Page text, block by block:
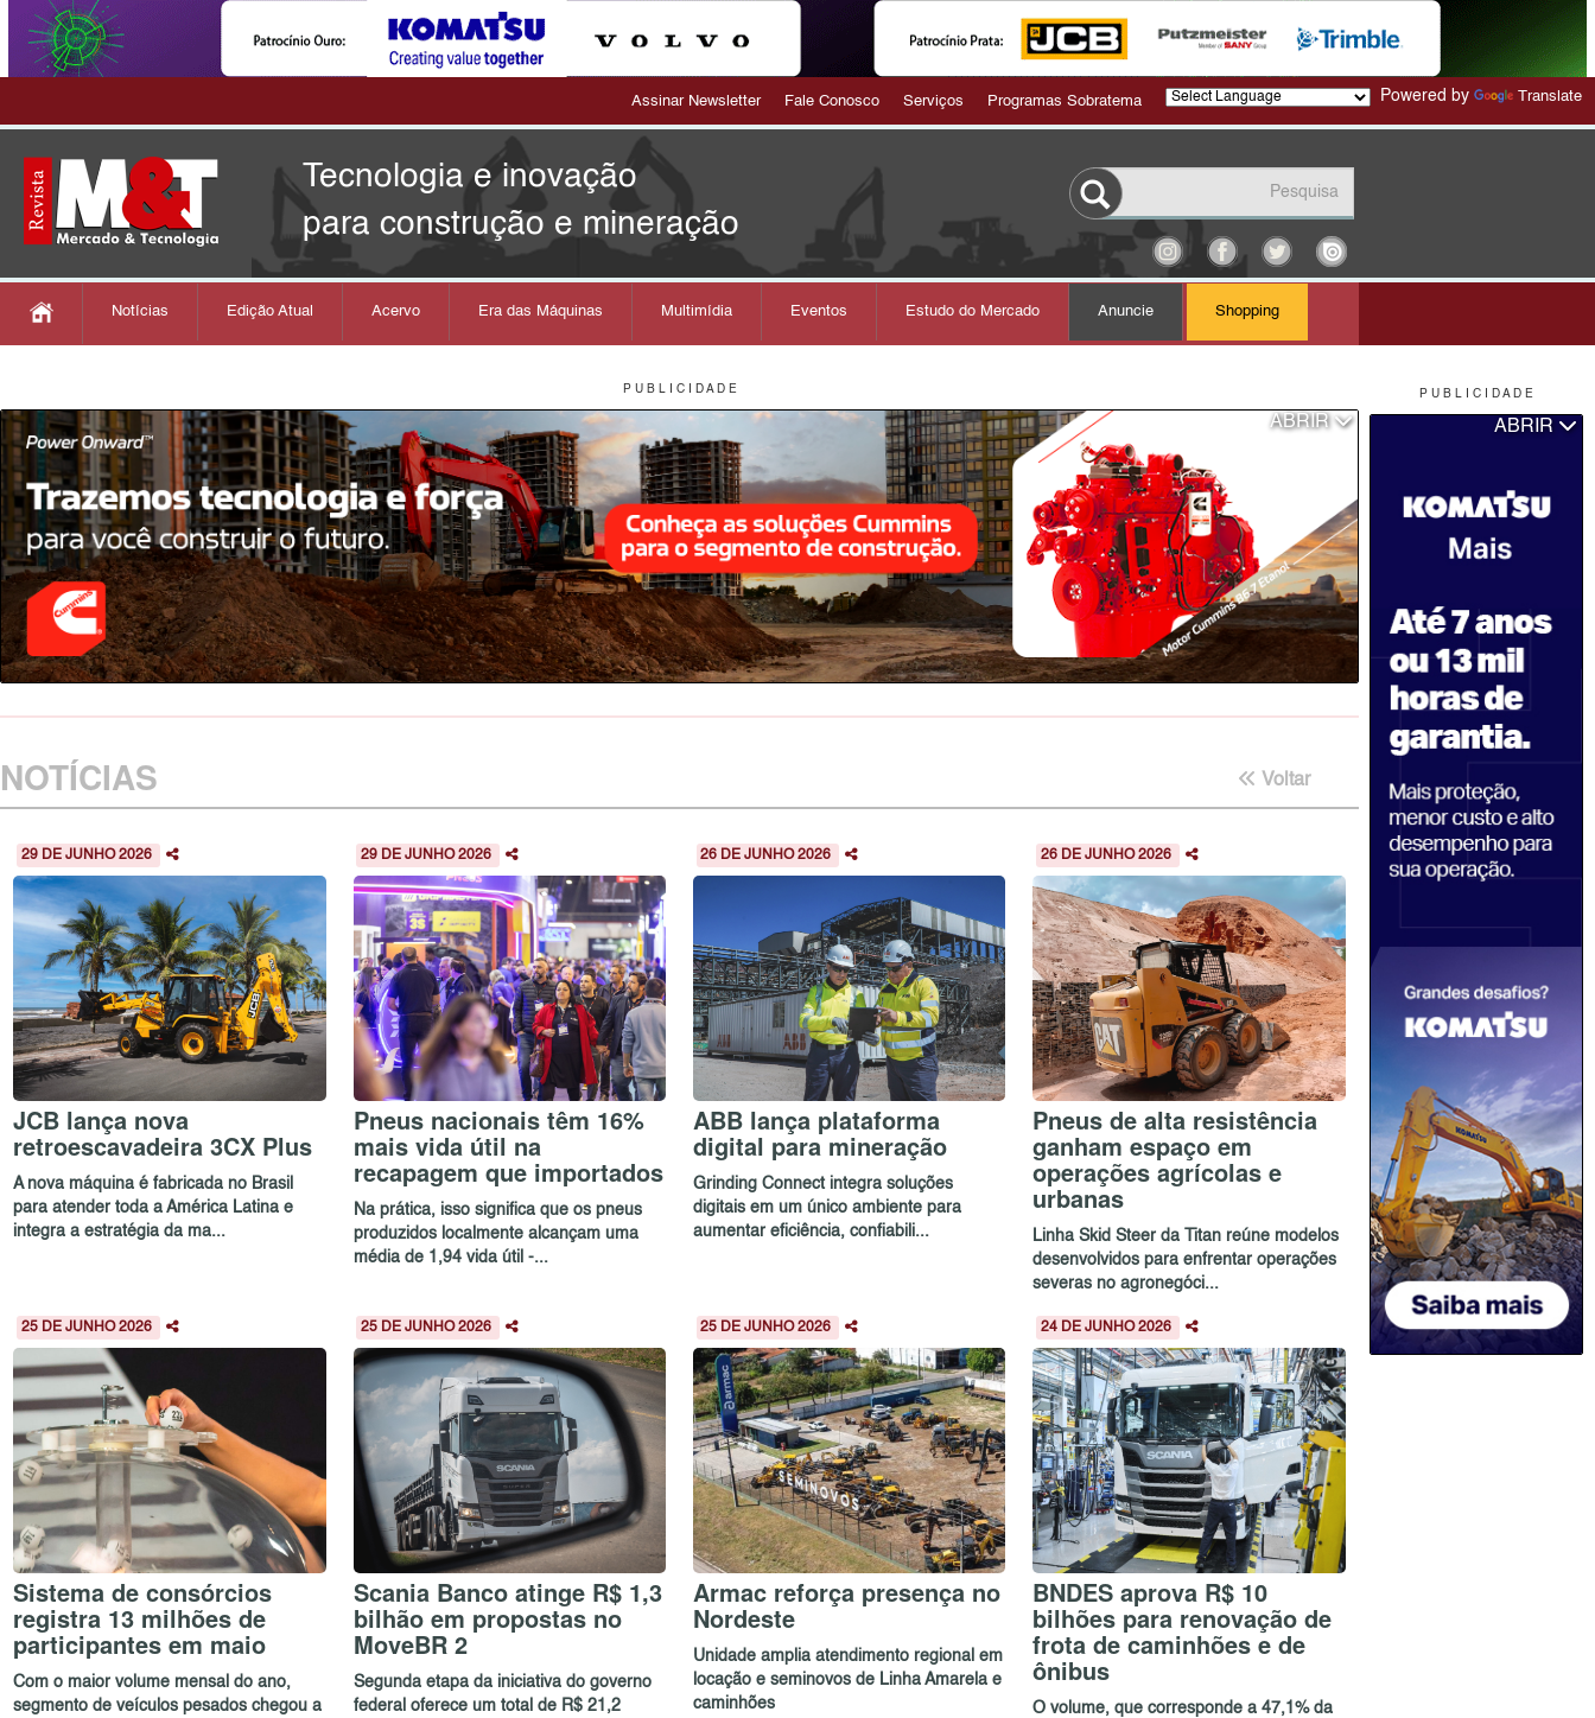
P U B L I C I D A D E
ABRIR
Assinar Newsletter Fale Conosco Serviços Programas Sobratema Powered by Translate
Tecnologia e inovação
para construção e mineração
Notícias Edição Atual Acervo Era das Máquinas Multimídia Eventos Estudo do Mercado Anuncie Shopping
P U B L I C I D A D E
ABRIR
NOTÍCIAS Voltar
29 DE JUNHO 2026
JCB lança nova
retroescavadeira 3CX Plus
A nova máquina é fabricada no Brasil
para atender toda a América Latina e
integra a estratégia da ma...
29 DE JUNHO 2026
Pneus nacionais têm 16%
mais vida útil na
recapagem que importados
Na prática, isso significa que os pneus
produzidos localmente alcançam uma
média de 1,94 vida útil -...
26 DE JUNHO 2026
ABB lança plataforma
digital para mineração
Grinding Connect integra soluções
digitais em um único ambiente para
aumentar eficiência, confiabili...
26 DE JUNHO 2026
Pneus de alta resistência
ganham espaço em
operações agrícolas e
urbanas
Linha Skid Steer da Titan reúne modelos
desenvolvidos para enfrentar operações
severas no agronegóci...
25 DE JUNHO 2026
Sistema de consórcios
registra 13 milhões de
participantes em maio
Com o maior volume mensal do ano,
segmento de veículos pesados chegou a
25 DE JUNHO 2026
Scania Banco atinge R$ 1,3
bilhão em propostas no
MoveBR 2
Segunda etapa da iniciativa do governo
federal oferece um total de R$ 21,2
25 DE JUNHO 2026
Armac reforça presença no
Nordeste
Unidade amplia atendimento regional em
locação e seminovos de Linha Amarela e
caminhões
24 DE JUNHO 2026
BNDES aprova R$ 10
bilhões para renovação de
frota de caminhões e de
ônibus
O volume, que corresponde a 47,1% da